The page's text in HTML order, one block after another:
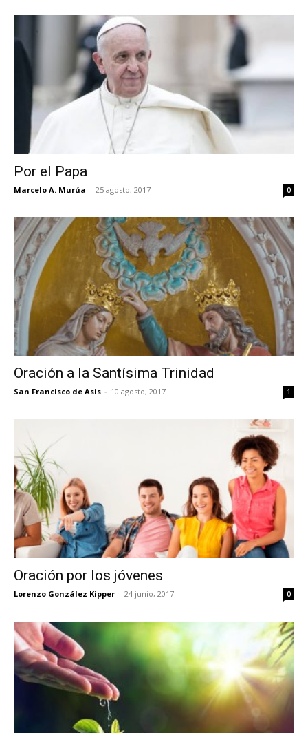
Por el Papa
Marcelo A. Murúa - 25 agosto, 2017 0
Oración a la Santísima Trinidad
San Francisco de Asis - 10 agosto, 2017 1
Oración por los jóvenes
Lorenzo González Kipper - 24 junio, 2017 0